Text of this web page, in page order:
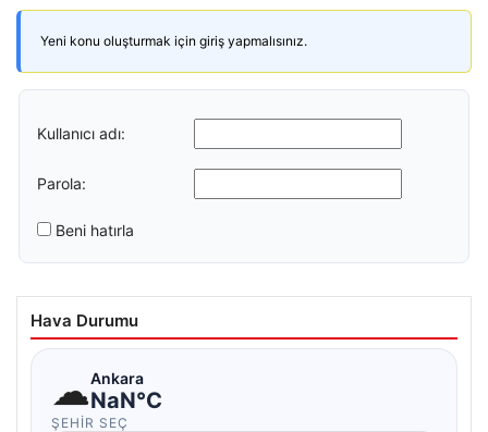
Yeni konu oluşturmak için giriş yapmalısınız.
Kullanıcı adı:
Parola:
Beni hatırla
Hava Durumu
☁Ankara
NaN°C
ŞEHIR SEÇ